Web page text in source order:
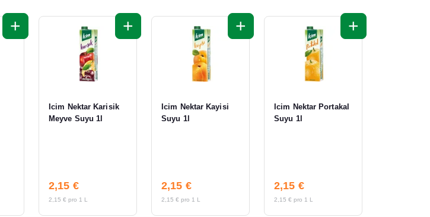
+ +
Icim Nektar Karisik
Meyve Suyu 1l
2,15 €
2,15 € pro 1 L
+
Icim Nektar Kayisi
Suyu 1l
2,15 €
2,15 € pro 1 L
+
Icim Nektar Portakal
Suyu 1l
2,15 €
2,15 € pro 1 L